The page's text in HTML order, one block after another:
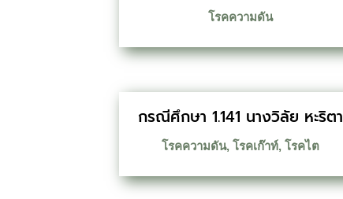
โรคความดัน
กรณีศึกษา 1.141 นางวิลัย หะริตา
โรคความดัน,โรคเก๊าท์,โรคไต